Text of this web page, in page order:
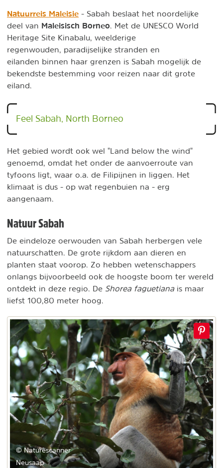
Natuurreis Maleisie - Sabah beslaat het noordelijke
deel van Maleisisch Borneo . Met de UNESCO World
Heritage Site Kinabalu, weelderige
regenwouden, paradijselijke stranden en
eilanden binnen haar grenzen is Sabah mogelijk de
bekendste bestemming voor reizen naar dit grote
eiland.
Feel Sabah, North Borneo
Het gebied wordt ook wel "Land below the wind"
genoemd, omdat het onder de aanvoerroute van
tyfoons ligt, waar o.a. de Filipijnen in liggen. Het
klimaat is dus - op wat regenbuien na - erg
aangenaam.
Natuur Sabah
De eindeloze oerwouden van Sabah herbergen vele
natuurschatten. De grote rijkdom aan dieren en
planten staat voorop. Zo hebben wetenschappers
onlangs bijvoorbeeld ook de hoogste boom ter wereld
ontdekt in deze regio. De Shorea faguetianais maar
liefst 100,80 meter hoog.
© Naturescanner
Neusaap